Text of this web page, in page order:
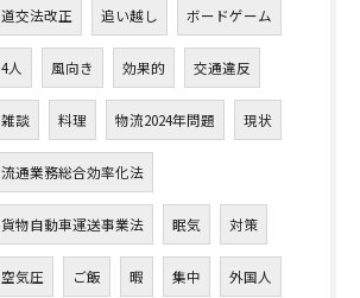
道交法改正 追い越し ボードゲーム
4人 風向き 効果的 交通違反
雑談 料理 物流2024年問題 現状
流通業務総合効率化法
貨物自動車運送事業法 眠気 対策
空気圧 ご飯 暇 集中 外国人